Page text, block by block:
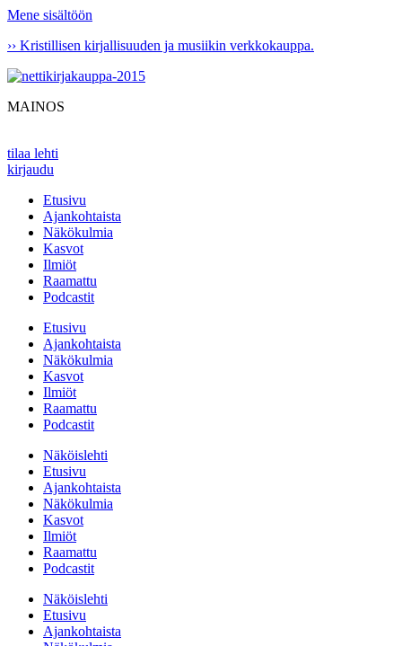
Mene sisältöön
›› Kristillisen kirjallisuuden ja musiikin verkkokauppa.
MAINOS
tilaa lehti
kirjaudu
Etusivu
Ajankohtaista
Näkökulmia
Kasvot
Ilmiöt
Raamattu
Podcastit
Etusivu
Ajankohtaista
Näkökulmia
Kasvot
Ilmiöt
Raamattu
Podcastit
Näköislehti
Etusivu
Ajankohtaista
Näkökulmia
Kasvot
Ilmiöt
Raamattu
Podcastit
Näköislehti
Etusivu
Ajankohtaista